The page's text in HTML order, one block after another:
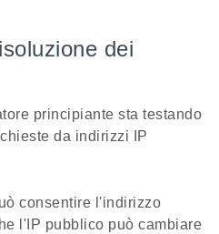
dei
principiante sta testando
da indirizzi IP
consentire l'indirizzo
l'IP pubblico può cambiare